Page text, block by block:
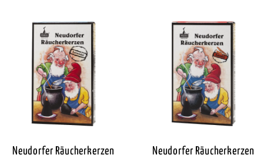
Neudorfer Räucherkerzen
Neudorfer Räucherkerzen